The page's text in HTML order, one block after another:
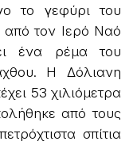
το γεφύρι του
από τον Ιερό Ναό
ένα ρέμα του
Η Δόλιανη
53 χιλιόμετρα
από τους
σπίτια